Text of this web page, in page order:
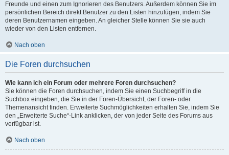
Freunde und einen zum Ignorieren des Benutzers. Außerdem können Sie im
persönlichen Bereich direkt Benutzer zu den Listen hinzufügen, indem Sie
deren Benutzernamen eingeben. An gleicher Stelle können Sie sie auch
wieder von den Listen entfernen.
Nach oben
Die Foren durchsuchen
Wie kann ich ein Forum oder mehrere Foren durchsuchen?
Sie können die Foren durchsuchen, indem Sie einen Suchbegriff in die
Suchbox eingeben, die Sie in der Foren-Übersicht, der Foren- oder
Themenansicht finden. Erweiterte Suchmöglichkeiten erhalten Sie, indem Sie
den „Erweiterte Suche“-Link anklicken, der von jeder Seite des Forums aus
verfügbar ist.
Nach oben